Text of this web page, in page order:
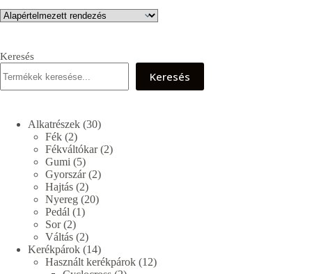
Keresés
Keresés
Alkatrészek 3030
Fék 22
termék
Fékváltókar 22
Gumi 55
termék
Gyorszár 22
Hajtás 22
termék
Nyereg 2020
Pedál 11
Sor 22
termék
Váltás 22
termék
Kerékpárok 1414
termék
Használt kerékpárok 1212